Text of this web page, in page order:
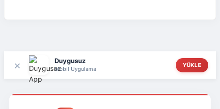
× Duygusuz
Mobil Uygulama
YÜKLE